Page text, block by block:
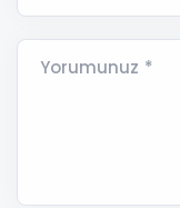
Yorumunuz *